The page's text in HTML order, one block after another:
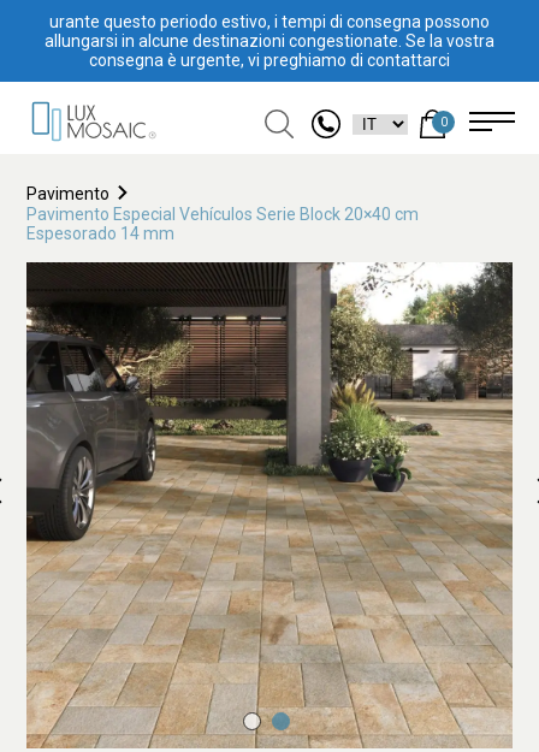
urante questo periodo estivo, i tempi di consegna possono
allungarsi in alcune destinazioni congestionate. Se la vostra
consegna è urgente, vi preghiamo di contattarci
0
Pavimento
Pavimento Especial Vehículos Serie Block 20×40 cm
Espesorado 14 mm